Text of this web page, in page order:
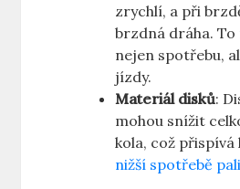
zrychlí, a při‌
brzdná dráha.
⁤nejen ‍spotřebu,
jízdy.
Materiál disků:
mohou snížit‌
kola, což ‌přispívá
nižší spotřebě